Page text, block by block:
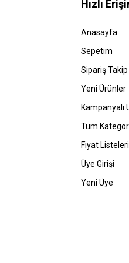
Malzeme
Kabloların
kullanım
Uzunluk
Alvinal NAYY
Hangi
Alvinal
Alvinal
konusunda
Gerilim
Seçtiğiniz
Hızlı
Anasayfa
Sepetim
Sipariş Takip
Yeni Ürünler
Kampanyalı
Tüm
Fiyat Listeleri
Üye Girişi
Yeni Üye